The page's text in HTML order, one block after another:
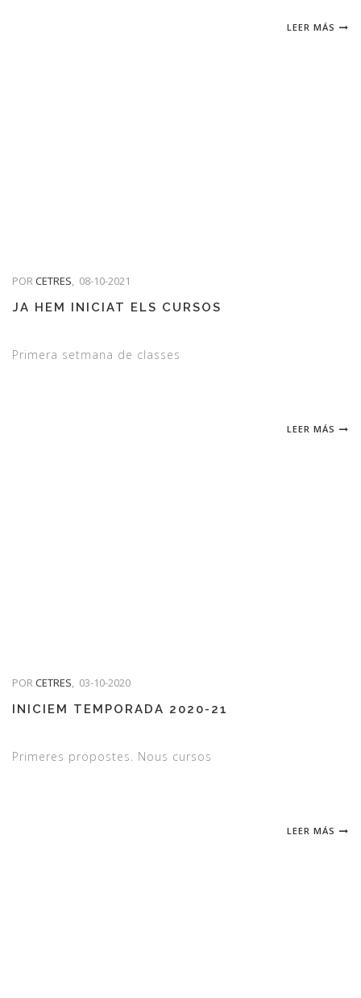
LEER MÁS
PORCETRES, 08-10-2021
JA HEM INICIAT ELS CURSOS
Primera setmana de classes
LEER MÁS
PORCETRES, 03-10-2020
INICIEM TEMPORADA 2020-21
Primeres propostes. Nous cursos
LEER MÁS